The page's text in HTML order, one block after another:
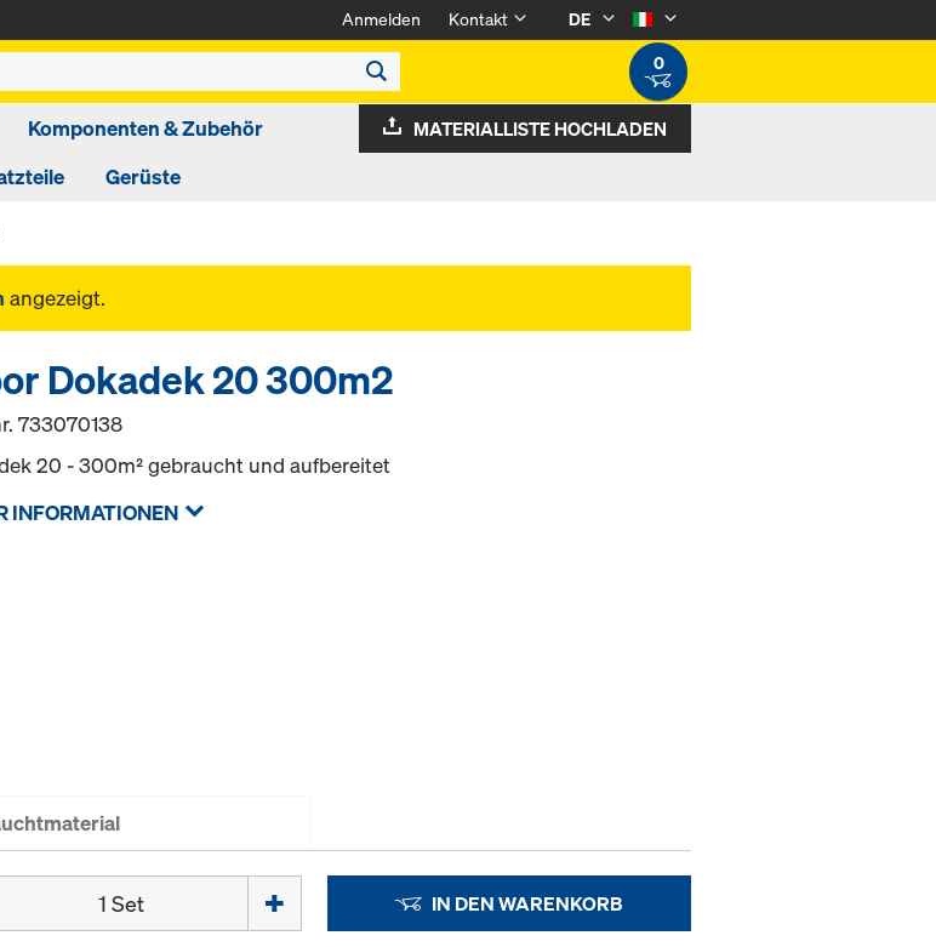
Anmelden Kontakt
DE
0
Komponenten & Zubehör
Gerüste
MATERIALLISTE HOCHLADEN
angezeigt.
Dokadek 20 300m2
733070138
20 - 300m² gebraucht und aufbereitet
INFORMATIONEN
IN DEN WARENKORB